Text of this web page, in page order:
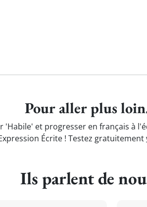
Pour aller plus
et progresser en français à
Écrite ! Testez gratuitement
Ils parlent de